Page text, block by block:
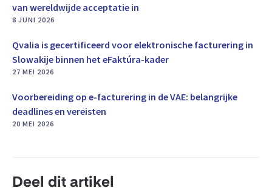
van wereldwijde acceptatie in
8 JUNI 2026
Qvalia is gecertificeerd voor elektronische facturering in
Slowakije binnen het eFaktúra-kader
27 MEI 2026
Voorbereiding op e-facturering in de VAE: belangrijke
deadlines en vereisten
20 MEI 2026
Deel dit artikel